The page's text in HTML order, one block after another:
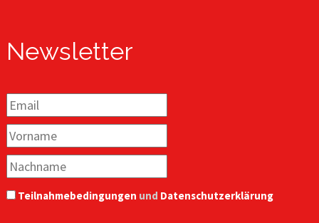
Newsletter
Teilnahmebedingungen und Datenschutzerklärung